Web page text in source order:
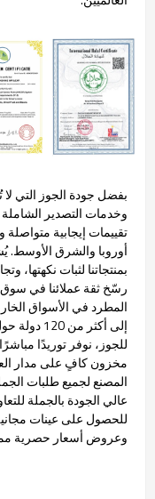
بفضل جودة الجوز التي لا
وخدمات التصدير الشاملة
تقييمات إيجابية
أوروبا والشرق الأوسط.
بمنتجاتنا لثبات نكهتها،
رسّخ ثقة عملائنا في
المطرد في الأسواق
إلى أكثر
للجوز، نوفر توريدًا
مخزون كافٍ على مدار
المصنع لجميع طلبات
عالي الجودة بالجملة
للحصول على عينات
وعروض أسعار حصرية